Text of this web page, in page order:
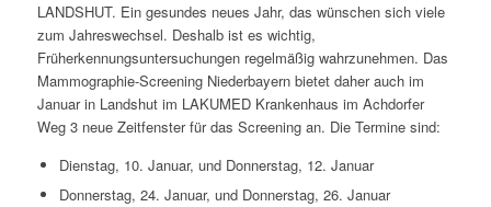
LANDSHUT. Ein gesundes neues Jahr, das wünschen sich viele
zum Jahreswechsel. Deshalb ist es wichtig,
Früherkennungsuntersuchungen regelmäßig wahrzunehmen. Das
Mammographie-Screening Niederbayern bietet daher auch im
Januar in Landshut im LAKUMED Krankenhaus im Achdorfer
Weg 3 neue Zeitfenster für das Screening an. Die Termine sind:
Dienstag, 10. Januar, und Donnerstag, 12. Januar
Donnerstag, 24. Januar, und Donnerstag, 26. Januar